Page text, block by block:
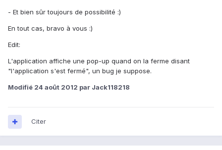
- Et bien sûr toujours de possibilité :)
En tout cas, bravo à vous :)
Edit:
L'application affiche une pop-up quand on la ferme disant
"l'application s'est fermé", un bug je suppose.
Modifié 24 août 2012 par Jack118218
Citer